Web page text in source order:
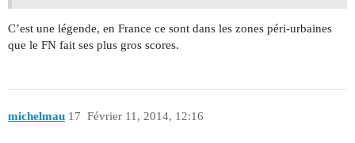
C’est une légende, en France ce sont dans les zones péri-urbaines
que le FN fait ses plus gros scores.
michelmau Février 11, 2014, 12:16
17